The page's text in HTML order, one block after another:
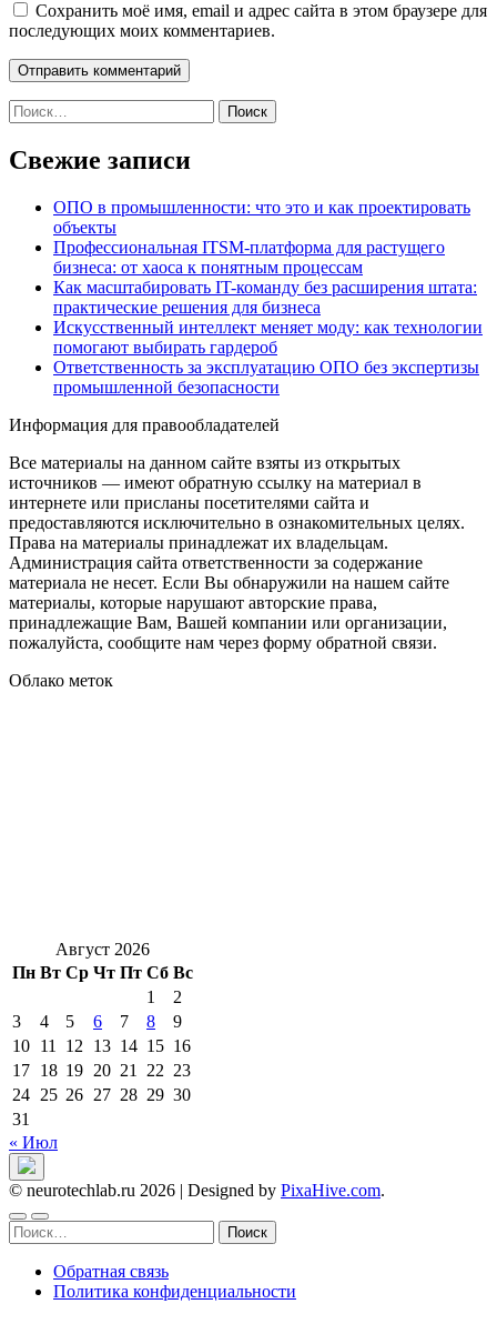
Сохранить моё имя, email и адрес сайта в этом браузере для
последующих моих комментариев.
Найти:
Свежие записи
ОПО в промышленности: что это и как проектировать
объекты
Профессиональная ITSM-платформа для растущего
бизнеса: от хаоса к понятным процессам
Как масштабировать IT-команду без расширения штата:
практические решения для бизнеса
Искусственный интеллект меняет моду: как технологии
помогают выбирать гардероб
Ответственность за эксплуатацию ОПО без экспертизы
промышленной безопасности
Информация для правообладателей
Все материалы на данном сайте взяты из открытых
источников — имеют обратную ссылку на материал в
интернете или присланы посетителями сайта и
предоставляются исключительно в ознакомительных целях.
Права на материалы принадлежат их владельцам.
Администрация сайта ответственности за содержание
материала не несет. Если Вы обнаружили на нашем сайте
материалы, которые нарушают авторские права,
принадлежащие Вам, Вашей компании или организации,
пожалуйста, сообщите нам через форму обратной связи.
Облако меток
Август 2026
Пн Вт Ср Чт Пт Сб Вс
1
2
3
4 5 6 7 8
9
10 11 12 13 14 15 16
17 18 19 20 21 22 23
24 25 26 27 28 29 30
31
« Июл
© neurotechlab.ru 2026 | Designed by PixaHive.com.
Найти:
Обратная связь
Политика конфиденциальности